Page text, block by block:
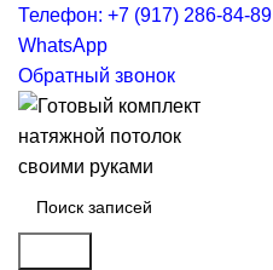
Телефон: +7 (917) 286-84-89
WhatsApp
Обратный звонок